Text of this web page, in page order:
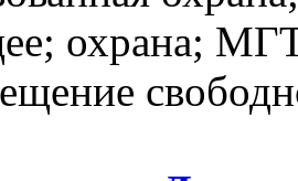
охрана;